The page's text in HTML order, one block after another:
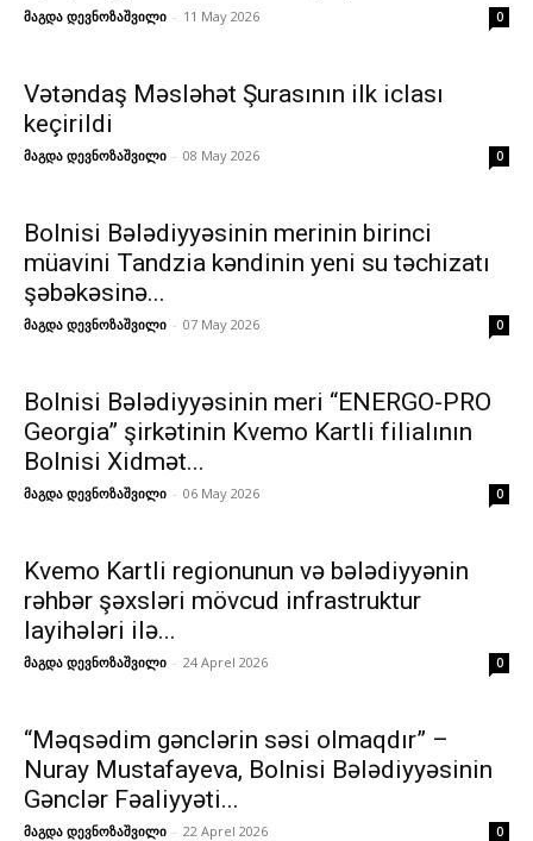
მაგდა დევნოზაშვილი - 11 May 2026 0
Vətəndaş Məsləhət Şurasının ilk iclası
keçirildi
მაგდა დევნოზაშვილი - 08 May 2026 0
Bolnisi Bələdiyyəsinin merinin birinci
müavini Tandzia kəndinin yeni su təchizatı
şəbəkəsinə...
მაგდა დევნოზაშვილი - 07 May 2026 0
Bolnisi Bələdiyyəsinin meri “ENERGO-PRO
Georgia” şirkətinin Kvemo Kartli filialının
Bolnisi Xidmət...
მაგდა დევნოზაშვილი - 06 May 2026 0
Kvemo Kartli regionunun və bələdiyyənin
rəhbər şəxsləri mövcud infrastruktur
layihələri ilə...
მაგდა დევნოზაშვილი - 24 Aprel 2026 0
“Məqsədim gənclərin səsi olmaqdır” –
Nuray Mustafayeva, Bolnisi Bələdiyyəsinin
Gənclər Fəaliyyəti...
მაგდა დევნოზაშვილი - 22 Aprel 2026 0